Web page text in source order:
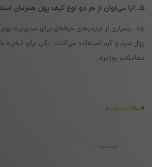
۵. آیا می‌توان از هر دو نوع کیف پول همزمان استفاده کرد؟
بله. بسیاری از تریدرهای حرفه‌ای برای مدیریت
پول سرد و گرم استفاده می‌کنند؛ یکی برای ذخیره
معاملات روزمره.
# مقالات متوسط